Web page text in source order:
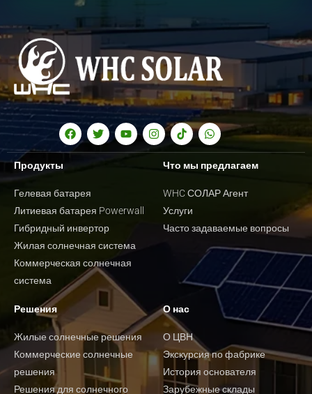
Продукты
Гелевая батарея
Литиевая батарея Powerwall
Гибридный инвертор
Жилая солнечная система
Коммерческая солнечная
система
Что мы предлагаем
WHC СОЛАР Агент
Услуги
Часто задаваемые вопросы
Решения
Жилые солнечные решения
Коммерческие солнечные
решения
Решения для солнечного
О нас
О ЦВН
Экскурсия по фабрике
История основателя
Зарубежные склады